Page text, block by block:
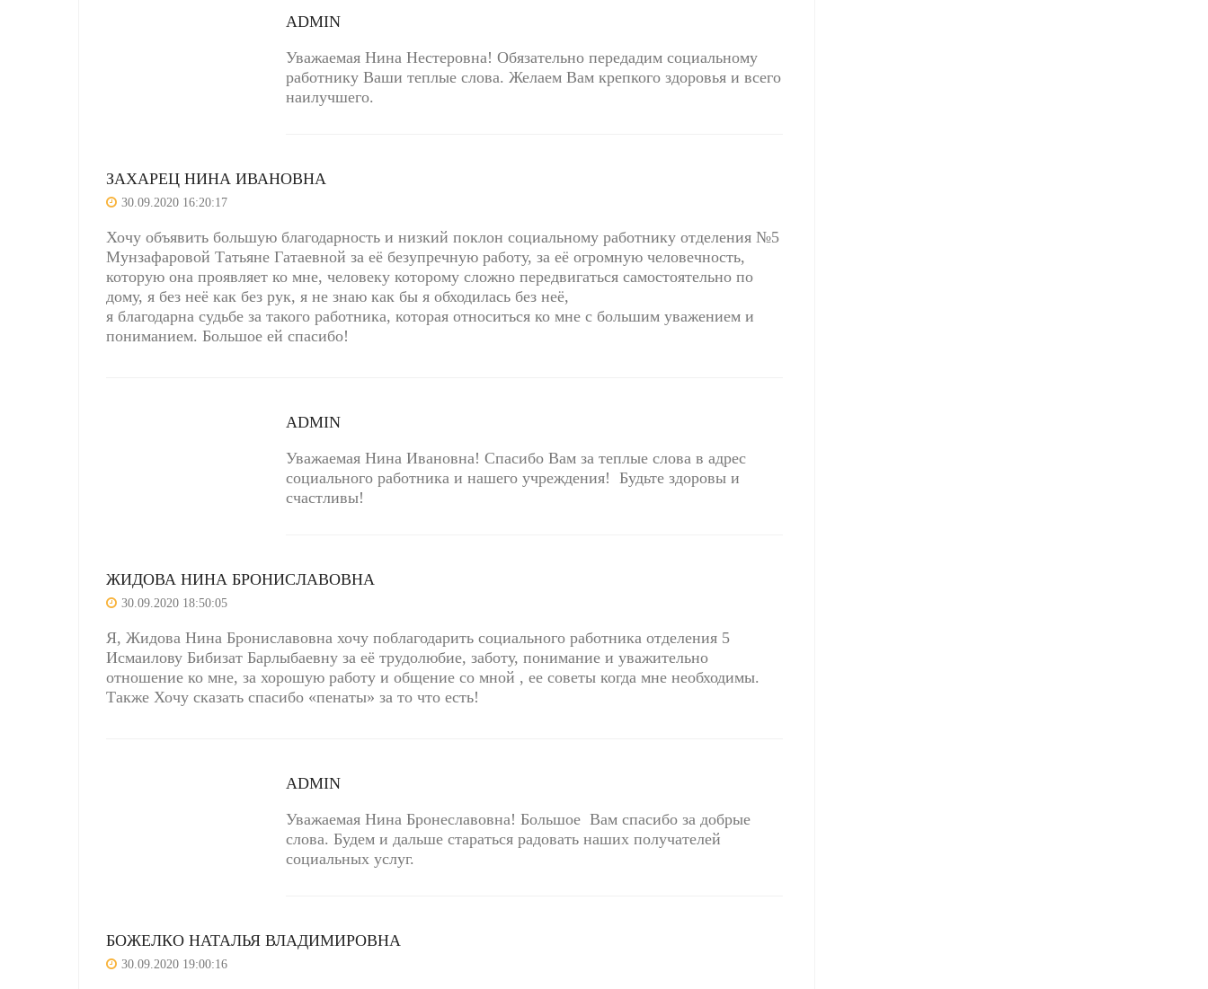
ADMIN
Уважаемая Нина Нестеровна! Обязательно передадим социальному
работнику Ваши теплые слова. Желаем Вам крепкого здоровья и всего
наилучшего.
ЗАХАРЕЦ НИНА ИВАНОВНА
30.09.2020 16:20:17
Хочу объявить большую благодарность и низкий поклон социальному работнику отделения №5
Мунзафаровой Татьяне Гатаевной за её безупречную работу, за её огромную человечность,
которую она проявляет ко мне, человеку которому сложно передвигаться самостоятельно по
дому, я без неё как без рук, я не знаю как бы я обходилась без неё,
я благодарна судьбе за такого работника, которая относиться ко мне с большим уважением и
пониманием. Большое ей спасибо!
ADMIN
Уважаемая Нина Ивановна! Спасибо Вам за теплые слова в адрес
социального работника и нашего учреждения! Будьте здоровы и
счастливы!
ЖИДОВА НИНА БРОНИСЛАВОВНА
30.09.2020 18:50:05
Я, Жидова Нина Брониславовна хочу поблагодарить социального работника отделения 5
Исмаилову Бибизат Барлыбаевну за её трудолюбие, заботу, понимание и уважительно
отношение ко мне, за хорошую работу и общение со мной , ее советы когда мне необходимы.
Также Хочу сказать спасибо «пенаты» за то что есть!
ADMIN
Уважаемая Нина Бронеславовна! Большое Вам спасибо за добрые
слова. Будем и дальше стараться радовать наших получателей
социальных услуг.
БОЖЕЛКО НАТАЛЬЯ ВЛАДИМИРОВНА
30.09.2020 19:00:16